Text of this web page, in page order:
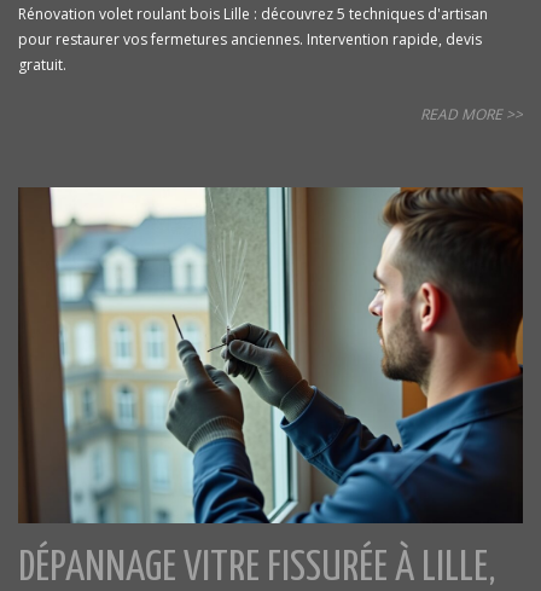
Rénovation volet roulant bois Lille : découvrez 5 techniques d'artisan
pour restaurer vos fermetures anciennes. Intervention rapide, devis
gratuit.
READ MORE >>
DÉPANNAGE VITRE FISSURÉE À LILLE,